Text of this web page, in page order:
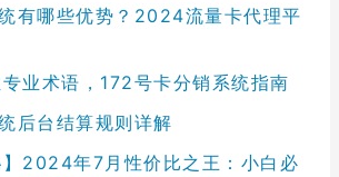
有哪些优势？2024流量卡代理平
业术语，172号卡分销系统指南
后台结算规则详解
】2024年7月性价比之王：小白必